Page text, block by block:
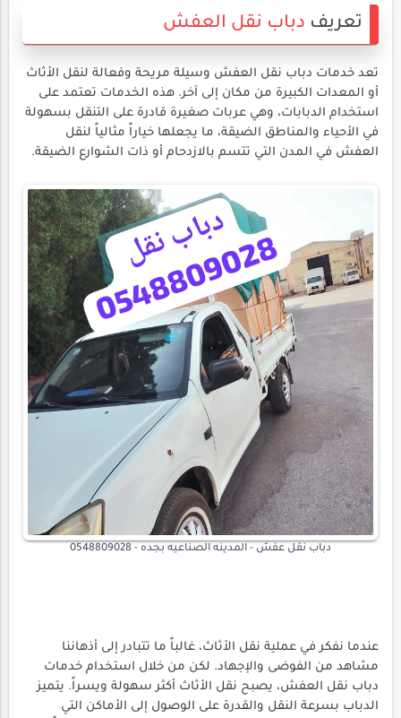
تعريف دباب نقل العفش
تعد خدمات دباب نقل العفش وسيلة مريحة وفعالة لنقل الأثاث
أو المعدات الكبيرة من مكان إلى آخر. هذه الخدمات تعتمد على
استخدام الدبابات، وهي عربات صغيرة قادرة على التنقل بسهولة
في الأحياء والمناطق الضيقة، ما يجعلها خياراً مثالياً لنقل
العفش في المدن التي تتسم بالازدحام أو ذات الشوارع الضيقة.
دباب نقل عفش - المدينه الصناعيه بجده - 0548809028
عندما نفكر في عملية نقل الأثاث، غالباً ما تتبادر إلى أذهاننا
مشاهد من الفوضى والإجهاد. لكن من خلال استخدام خدمات
دباب نقل العفش، يصبح نقل الأثاث أكثر سهولة ويسراً. يتميز
الدباب بسرعة النقل والقدرة على الوصول إلى الأماكن التي